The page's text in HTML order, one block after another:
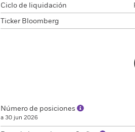
Ciclo de liquidación
Ticker Bloomberg
Número de posiciones
a 30 jun 2026